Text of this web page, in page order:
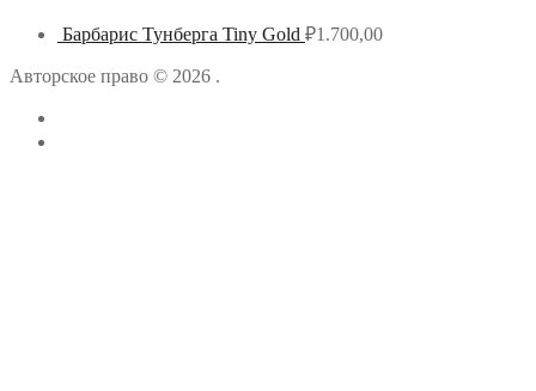
Барбарис Тунберга Tiny Gold ₽1.700,00
Авторское право © 2026 .